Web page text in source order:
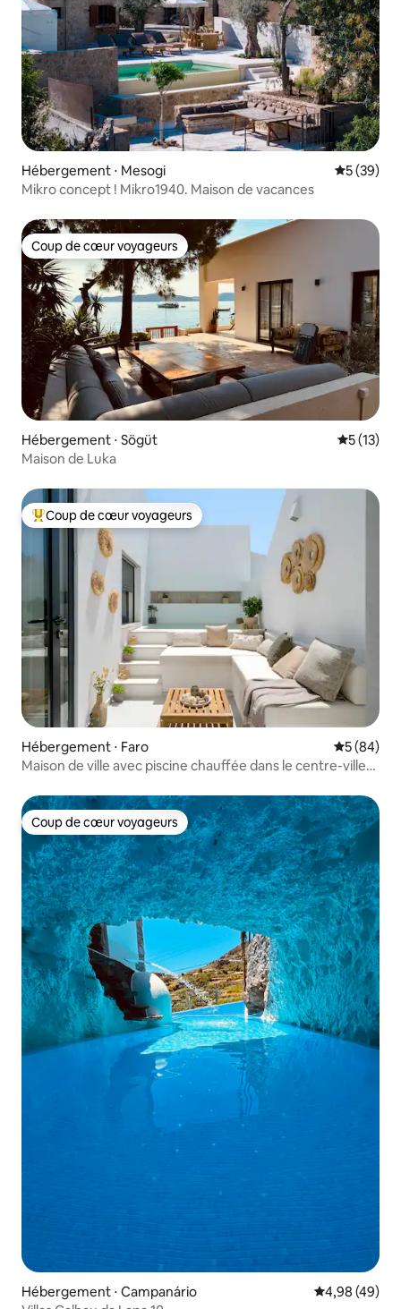
Hébergement ⋅ Mesogi
5 (39)
Mikro concept ! Mikro1940. Maison de vacances
Coup de cœur voyageurs
Coup de cœur voyageurs
Hébergement ⋅ Sögüt
5 (13)
Maison de Luka
Coups de cœur voyageurs les plus appréciés
Coup de cœur voyageurs
Hébergement ⋅ Faro
5 (84)
Maison de ville avec piscine chauffée dans le centre-ville
Coup de cœur voyageurs
Coup de cœur voyageurs
Hébergement ⋅ Campanário Évaluation
4,98 (49)